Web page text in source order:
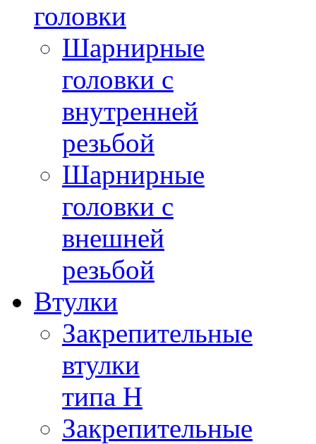
головки
Шарнирные
головки с
внутренней
резьбой
Шарнирные
головки с
внешней
резьбой
Втулки
Закрепительные
втулки
типа H
Закрепительные